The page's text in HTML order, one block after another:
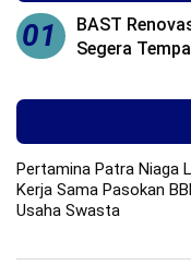
©
Copyright
2026
Loka
All
01
BAST
Segera
Pertamina Patra Niaga
Kerja Sama Pasokan
Usaha Swasta